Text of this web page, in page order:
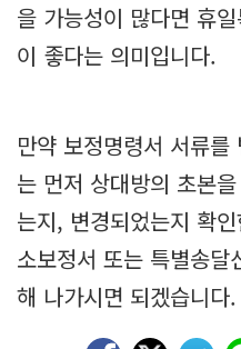
을 가능성이 많다면 휴
이 좋다는 의미입니다.
만약 보정명령서 서류
는 먼저 상대방의 초본
는지, 변경되었는지 확
소보정서 또는 특별송달
해 나가시면 되겠습니다.